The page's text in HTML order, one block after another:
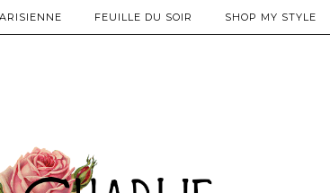
FEUILLE DU SOIR SHOP MY STYLE